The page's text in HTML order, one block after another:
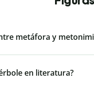
metáfora y
en literatura?